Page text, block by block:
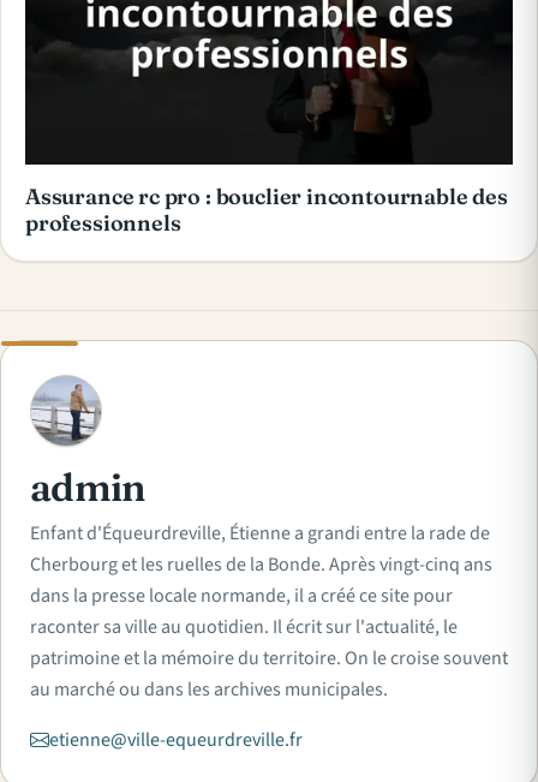
Assurance rc pro : bouclier incontournable des
professionnels
A
admin
Enfant d'Équeurdreville, Étienne a grandi entre la rade de
Cherbourg et les ruelles de la Bonde. Après vingt-cinq ans
dans la presse locale normande, il a créé ce site pour
raconter sa ville au quotidien. Il écrit sur l'actualité, le
patrimoine et la mémoire du territoire. On le croise souvent
au marché ou dans les archives municipales.
etienne@ville-equeurdreville.fr